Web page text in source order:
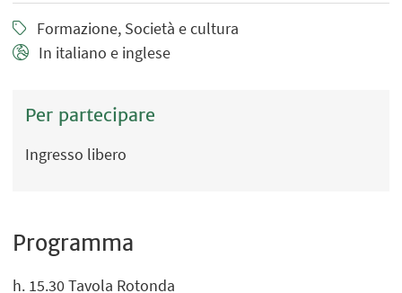
Formazione, Società e cultura
In italiano e inglese
Per partecipare
Ingresso libero
Programma
h. 15.30 Tavola Rotonda